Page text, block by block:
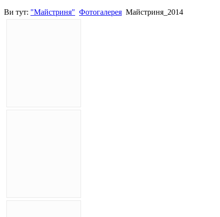
Ви тут: "Майстриня" Фотогалерея Майстриня_2014